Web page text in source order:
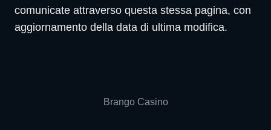
comunicate attraverso questa stessa pagina, con
aggiornamento della data di ultima modifica.
Brango Casino